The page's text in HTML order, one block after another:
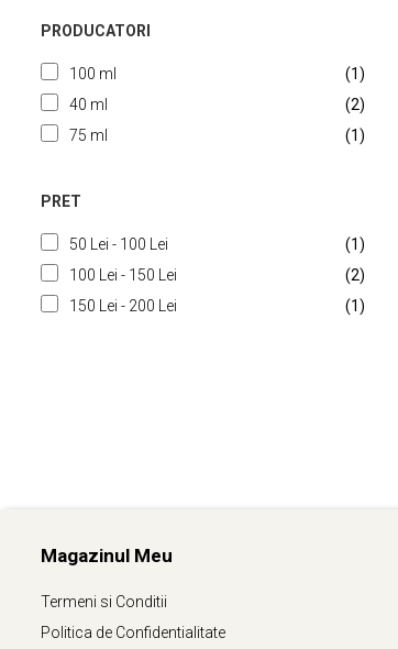
Produse solare
Păr și scalp
Îngrijire picioare
Igienă dentară
Îngrijire bebeluși și copii
Îngrijire bărbați
PRODUCATORI
100 ml
(1)
40 ml
(2)
75 ml
(1)
PRET
50 Lei - 100 Lei
(1)
100 Lei - 150 Lei
(2)
150 Lei - 200 Lei
(1)
Magazinul Meu
Termeni si Conditii
Politica de Confidentialitate